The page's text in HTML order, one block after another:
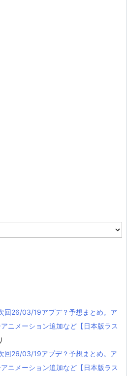
回26/03/19アプデ？予想まとめ。ア
ニメーション追加など【日本版ラス
回26/03/19アプデ？予想まとめ。ア
ニメーション追加など【日本版ラス